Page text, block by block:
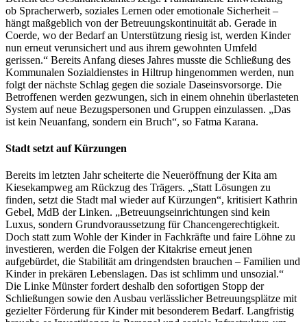
ob Spracherwerb, soziales Lernen oder emotionale Sicherheit –
hängt maßgeblich von der Betreuungskontinuität ab. Gerade in
Coerde, wo der Bedarf an Unterstützung riesig ist, werden Kinder
nun erneut verunsichert und aus ihrem gewohnten Umfeld
gerissen.“ Bereits Anfang dieses Jahres musste die Schließung des
Kommunalen Sozialdienstes in Hiltrup hingenommen werden, nun
folgt der nächste Schlag gegen die soziale Daseinsvorsorge. Die
Betroffenen werden gezwungen, sich in einem ohnehin überlasteten
System auf neue Bezugspersonen und Gruppen einzulassen. „Das
ist kein Neuanfang, sondern ein Bruch“, so Fatma Karana.
Stadt setzt auf Kürzungen
Bereits im letzten Jahr scheiterte die Neueröffnung der Kita am
Kiesekampweg am Rückzug des Trägers. „Statt Lösungen zu
finden, setzt die Stadt mal wieder auf Kürzungen“, kritisiert Kathrin
Gebel, MdB der Linken. „Betreuungseinrichtungen sind kein
Luxus, sondern Grundvoraussetzung für Chancengerechtigkeit.
Doch statt zum Wohle der Kinder in Fachkräfte und faire Löhne zu
investieren, werden die Folgen der Kitakrise erneut jenen
aufgebürdet, die Stabilität am dringendsten brauchen – Familien und
Kinder in prekären Lebenslagen. Das ist schlimm und unsozial.“
Die Linke Münster fordert deshalb den sofortigen Stopp der
Schließungen sowie den Ausbau verlässlicher Betreuungsplätze mit
gezielter Förderung für Kinder mit besonderem Bedarf. Langfristig